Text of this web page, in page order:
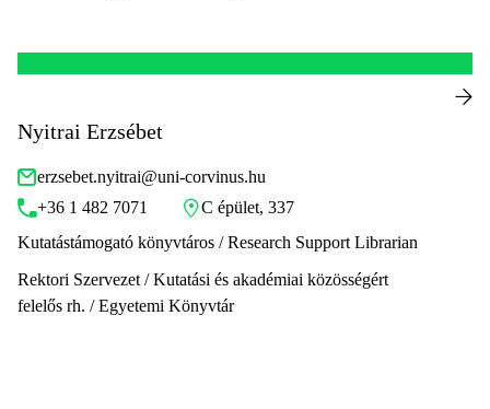
Nyitrai Erzsébet
erzsebet.nyitrai@uni-corvinus.hu
+36 1 482 7071
C épület, 337
Kutatástámogató könyvtáros / Research Support Librarian
Rektori Szervezet / Kutatási és akadémiai közösségért
felelős rh. / Egyetemi Könyvtár